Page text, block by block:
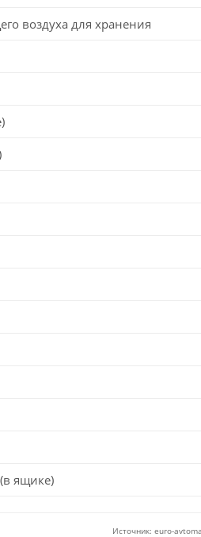
воздуха для хранения
ящике)
Источник: euro-